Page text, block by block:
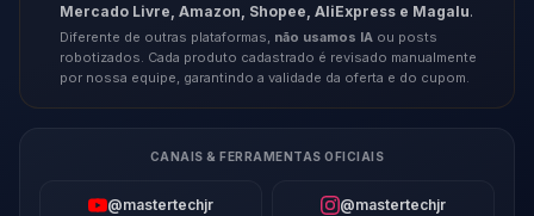
Mercado Livre, Amazon, Shopee, AliExpress e Magalu.
Diferente de outras plataformas, não usamos IA ou posts
robotizados. Cada produto cadastrado é revisado manualmente
por nossa equipe, garantindo a validade da oferta e do cupom.
CANAIS & FERRAMENTAS OFICIAIS
@mastertechjr @mastertechjr